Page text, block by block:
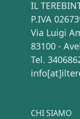
IL
P.IVA
Via Luigi
83100 -
Tel.
CHI SIAMO